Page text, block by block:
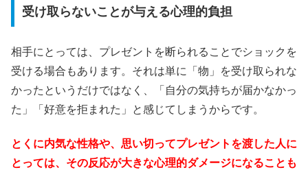
受け取らないことが与える心理的負担
相手にとっては、プレゼントを断られることでショックを
受ける場合もあります。それは単に「物」を受け取られな
かったというだけではなく、「自分の気持ちが届かなかっ
た」「好意を拒まれた」と感じてしまうからです。
とくに内気な性格や、思い切ってプレゼントを渡した人に
とっては、その反応が大きな心理的ダメージになることも